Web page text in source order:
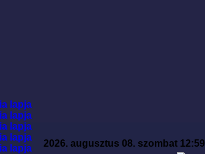
2026. augusztus 08. szombat 12:59